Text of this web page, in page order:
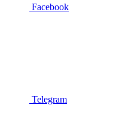
Facebook
Telegram